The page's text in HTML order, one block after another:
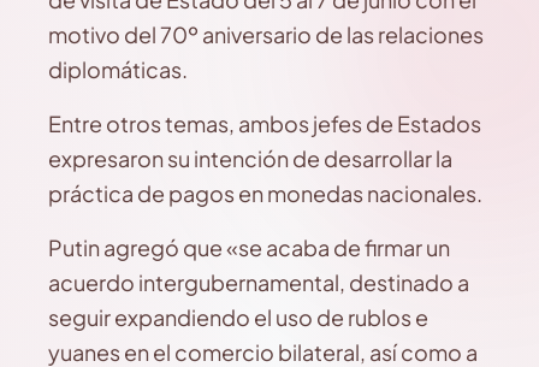
motivo del 70º aniversario de las relaciones
diplomáticas.
Entre otros temas, ambos jefes de Estados
expresaron su intención de desarrollar la
práctica de pagos en monedas nacionales.
Putin agregó que «se acaba de firmar un
acuerdo intergubernamental, destinado a
seguir expandiendo el uso de rublos e
yuanes en el comercio bilateral, así como a